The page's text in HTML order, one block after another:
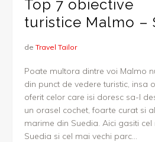
Top 7 obiective
turistice Malmo –
de Travel Tailor
Poate multora dintre voi Malmo
din punct de vedere turistic, insa
oferit celor care isi doresc sa-l
un orasel cochet, foarte curat si
marime din Suedia. Aici gasiti
Suedia si cel mai vechi parc...